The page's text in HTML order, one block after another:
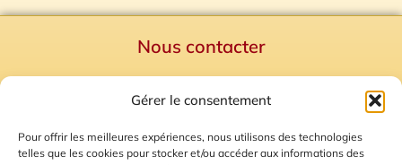
Gérer le consentement
Pour offrir les meilleures expériences, nous utilisons des technologies
telles que les cookies pour stocker et/ou accéder aux informations des
Nous contacter
Mentions Légales
Plan du site